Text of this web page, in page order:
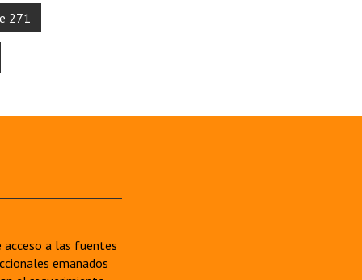
271
acceso a las fuentes
emanados